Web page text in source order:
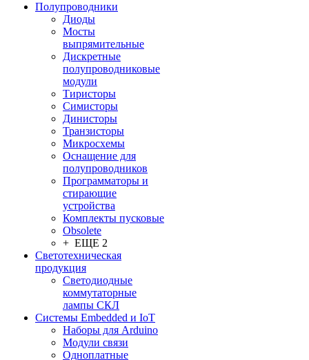
Полупроводники
Диоды
Мосты
выпрямительные
Дискретные
полупроводниковые
модули
Тиристоры
Симисторы
Динисторы
Транзисторы
Микросхемы
Оснащение для
полупроводников
Программаторы и
стирающие
устройства
Комплекты пусковые
Obsolete
+ ЕЩЕ 2
Светотехническая
продукция
Светодиодные
коммутаторные
лампы СКЛ
Системы Embedded и IoT
Наборы для Arduino
Модули связи
Одноплатные